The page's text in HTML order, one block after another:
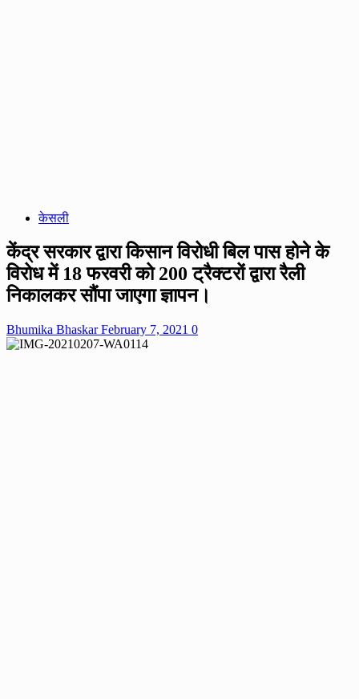
केसली
केंद्र सरकार द्वारा किसान विरोधी बिल पास होने के
विरोध में 18 फरवरी को 200 ट्रैक्टरों द्वारा रैली
निकालकर सौंपा जाएगा ज्ञापन।
Bhumika BhaskarFebruary 7, 2021 0